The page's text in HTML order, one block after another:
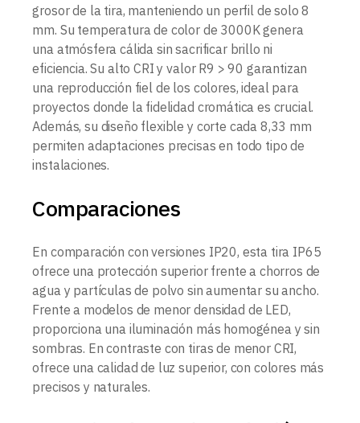
grosor de la tira, manteniendo un perfil de solo 8
mm. Su temperatura de color de 3000K genera
una atmósfera cálida sin sacrificar brillo ni
eficiencia. Su alto CRI y valor R9 > 90 garantizan
una reproducción fiel de los colores, ideal para
proyectos donde la fidelidad cromática es crucial.
Además, su diseño flexible y corte cada 8,33 mm
permiten adaptaciones precisas en todo tipo de
instalaciones.
Comparaciones
En comparación con versiones IP20, esta tira IP65
ofrece una protección superior frente a chorros de
agua y partículas de polvo sin aumentar su ancho.
Frente a modelos de menor densidad de LED,
proporciona una iluminación más homogénea y sin
sombras. En contraste con tiras de menor CRI,
ofrece una calidad de luz superior, con colores más
precisos y naturales.